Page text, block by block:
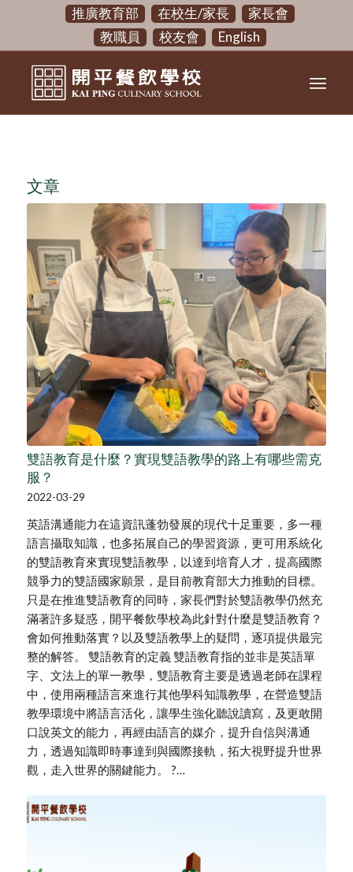
推廣教育部 在校生/家長
家長會
教職員
校友會 English
文章
雙語教育是什麼？實現雙語教學的路上有哪些需克
服？
2022-03-29
英語溝通能力在這資訊蓬勃發展的現代十足重要，多一種
語言攝取知識，也多拓展自己的學習資源，更可用系統化
的雙語教育來實現雙語教學，以達到培育人才，提高國際
競爭力的雙語國家願景，是目前教育部大力推動的目標。
只是在推進雙語教育的同時，家長們對於雙語教學仍然充
滿著許多疑惑，開平餐飲學校為此針對什麼是雙語教育？
會如何推動落實？以及雙語教學上的疑問，逐項提供最完
整的解答。 雙語教育的定義 雙語教育指的並非是英語單
字、文法上的單一教學，雙語教育主要是透過老師在課程
中，使用兩種語言來進行其他學科知識教學，在營造雙語
教學環境中將語言活化，讓學生強化聽說讀寫，及更敢開
口說英文的能力，再經由語言的媒介，提升自信與溝通
力，透過知識即時事達到與國際接軌，拓大視野提升世界
觀，走入世界的關鍵能力。 ?…